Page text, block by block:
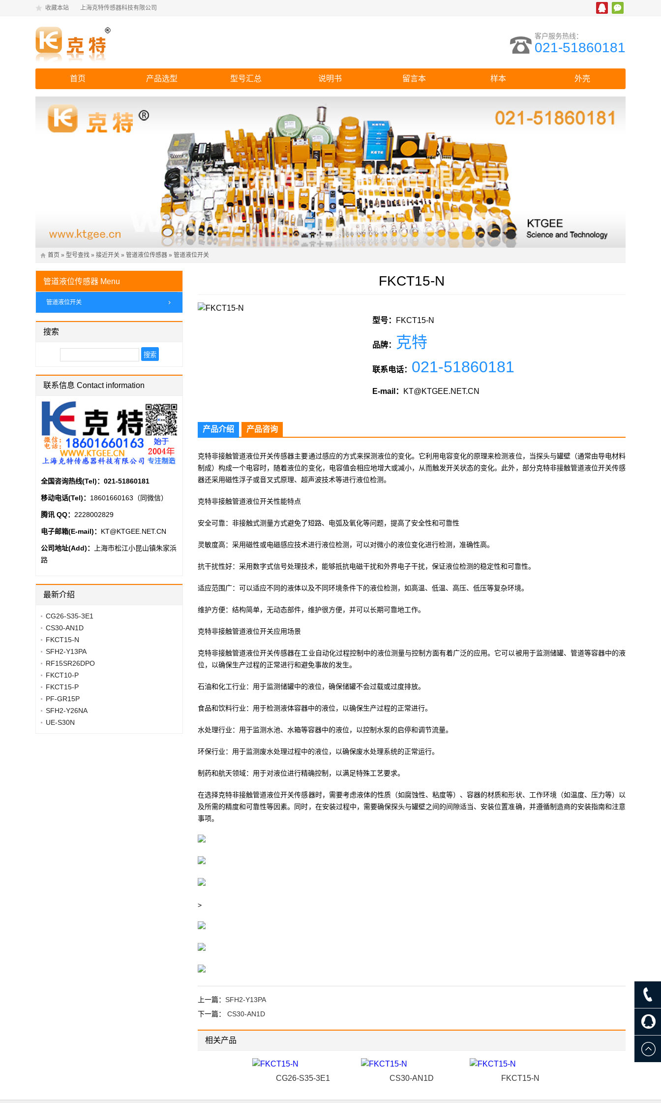
收藏本站 上海克特传感器科技有限公司
客户服务热线：
021-51860181
首页 产品选型 型号汇总 说明书 留言本 样本 外壳
首页 » 型号查找 » 接近开关 » 管道液位传感器 » 管道液位开关
FKCT15-N
型号： FKCT15-N
品牌： 克特
联系电话： 021-51860181
E-mail： KT@KTGEE.NET.CN
产品介绍 产品咨询
克特非接触管道液位开关传感器主要通过感应的方式来探测液位的变化。它利用电容变化的原理来检测液位，当探头与罐壁（通常由导电材料
制成）构成一个电容时，随着液位的变化，电容值会相应地增大或减小，从而触发开关状态的变化。此外，部分克特非接触管道液位开关传感
器还采用磁性浮子或音叉式原理、超声波技术等进行液位检测。
克特非接触管道液位开关性能特点
安全可靠：非接触式测量方式避免了短路、电弧及氧化等问题，提高了安全性和可靠性
灵敏度高：采用磁性或电磁感应技术进行液位检测，可以对微小的液位变化进行检测，准确性高。
抗干扰性好：采用数字式信号处理技术，能够抵抗电磁干扰和外界电子干扰，保证液位检测的稳定性和可靠性。
适应范围广：可以适应不同的液体以及不同环境条件下的液位检测，如高温、低温、高压、低压等复杂环境。
维护方便：结构简单，无动态部件，维护很方便，并可以长期可靠地工作。
克特非接触管道液位开关应用场景
克特非接触管道液位开关传感器在工业自动化过程控制中的液位测量与控制方面有着广泛的应用。它可以被用于监测储罐、管道等容器中的液
位，以确保生产过程的正常进行和避免事故的发生。
石油和化工行业：用于监测储罐中的液位，确保储罐不会过载或过度排放。
食品和饮料行业：用于检测液体容器中的液位，以确保生产过程的正常进行。
水处理行业：用于监测水池、水箱等容器中的液位，以控制水泵的启停和调节流量。
环保行业：用于监测废水处理过程中的液位，以确保废水处理系统的正常运行。
制药和航天领域：用于对液位进行精确控制，以满足特殊工艺要求。
在选择克特非接触管道液位开关传感器时，需要考虑液体的性质（如腐蚀性、粘度等）、容器的材质和形状、工作环境（如温度、压力等）以
及所需的精度和可靠性等因素。同时，在安装过程中，需要确保探头与罐壁之间的间隙适当、安装位置准确，并遵循制造商的安装指南和注意
事项。
>
上一篇： SFH2-Y13PA
下一篇： CS30-AN1D
相关产品
CG26-S35-3E1 CS30-AN1D FKCT15-N
管道液位传感器 Menu
管道液位开关
搜索
联系信息 Contact information
全国咨询热线(Tel)： 021-51860181
移动电话(Tel)： 18601660163（同微信）
腾讯 QQ： 2228002829
电子邮箱(E-mail)： KT@KTGEE.NET.CN
公司地址(Add)：
上海市松江小昆山镇朱家浜
路
最新介绍
CG26-S35-3E1
CS30-AN1D
FKCT15-N
SFH2-Y13PA
RF15SR26DPO
FKCT10-P
FKCT15-P
PF-GR15P
SFH2-Y26NA
UE-S30N